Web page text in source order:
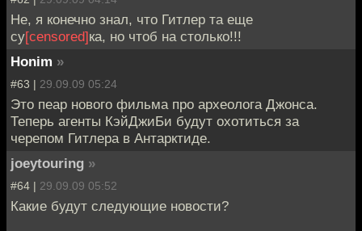
Не, я конечно знал, что Гитлер та еще
су[censored]ка, но чтоб на столько!!!
Honim »
#63 | 29.09.09 05:24
Это пеар нового фильма про археолога Джонса.
Теперь агенты КэйДжиБи будут охотиться за
черепом Гитлера в Антарктиде.
joeytouring »
#64 | 29.09.09 05:52
Какие будут следующие новости?